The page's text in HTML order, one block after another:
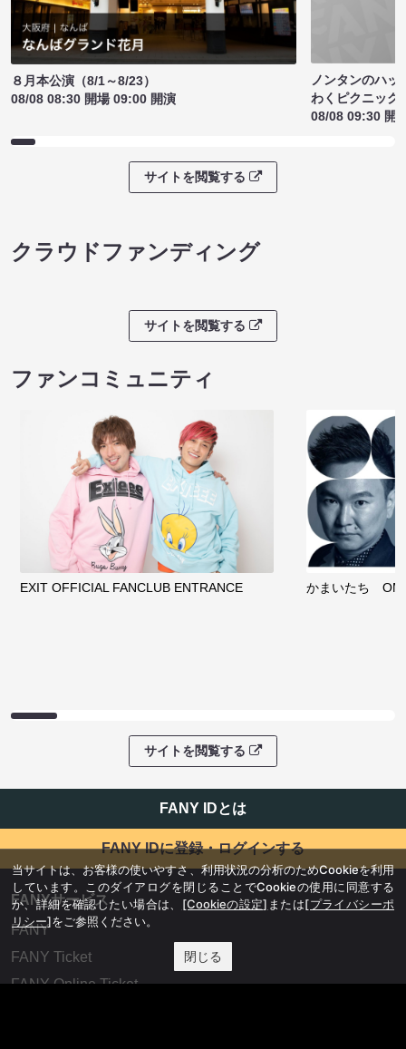
８月本公演（8/1～8/23）
08/08 08:30 開場 09:00 開演
ノンタンのハッ
わくピクニック
08/08 09:30 開
サイトを閲覧する
クラウドファンディング
サイトを閲覧する
ファンコミュニティ
EXIT OFFICIAL FANCLUB ENTRANCE かまいたち
サイトを閲覧する
FANY IDとは
FANY IDに登録・ログインする
FANYサービス
FANY
FANY Ticket
FANY Online Ticket
当サイトは、お客様の使いやすさ、利用状況の分析のためCookieを利用
しています。このダイアログを閉じることでCookieの使用に同意する
か、詳細を確認したい場合は、 [Cookieの設定] または[プライバシーポ
リシー]をご参照ください。
閉じる